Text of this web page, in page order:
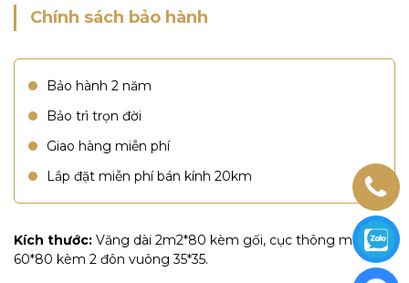
Chính sách bảo hành
Bảo hành 2 năm
Bảo trì trọn đời
Giao hàng miễn phí
Lắp đặt miễn phí bán kính 20km
Kích thước: Văng dài 2m2*80 kèm gối, cục thông minh
60*80 kèm 2 đôn vuông 35*35.